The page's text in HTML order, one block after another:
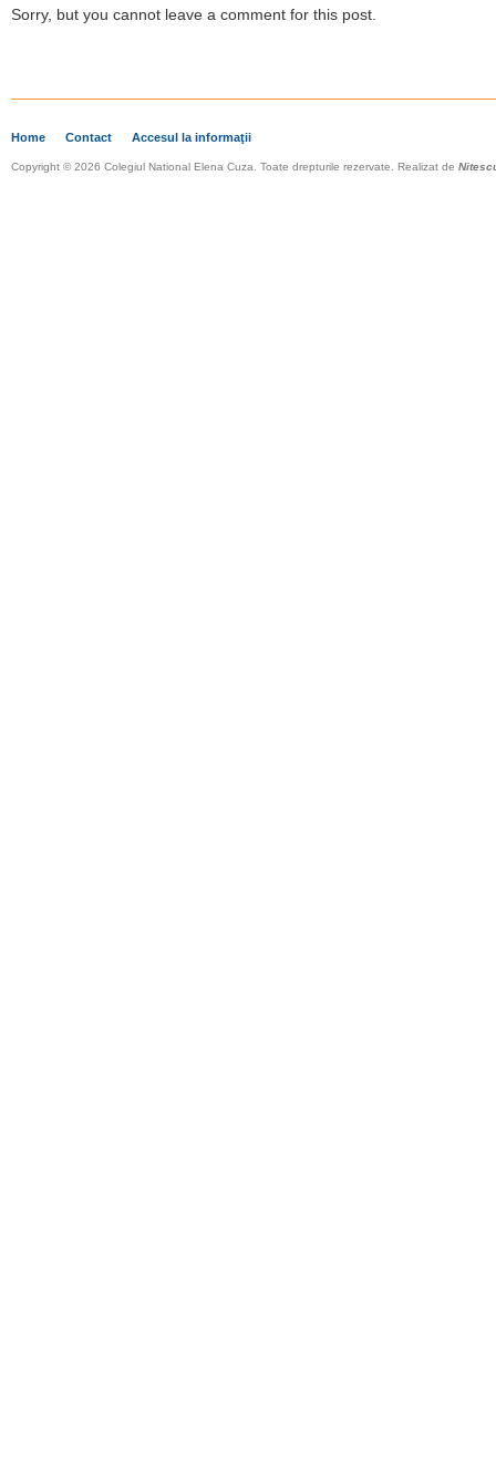
Sorry, but you cannot leave a comment for this post.
Home Contact Accesul la informaţii
Copyright © 2026 Colegiul National Elena Cuza. Toate drepturile rezervate. Realizat de